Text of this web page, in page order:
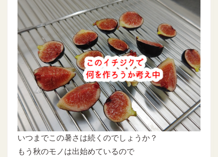
いつまでこの暑さは続くのでしょうか？
もう秋のモノは出始めているので